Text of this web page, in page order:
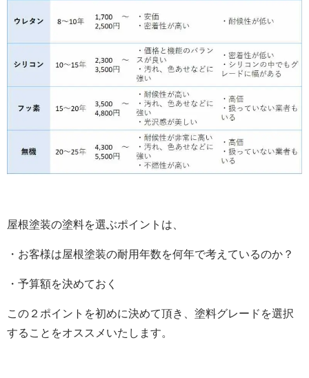
屋根塗装の塗料を選ぶポイントは、
・お客様は屋根塗装の耐用年数を何年で考えているのか？
・予算額を決めておく
この２ポイントを初めに決めて頂き、塗料グレードを選択
することをオススメいたします。